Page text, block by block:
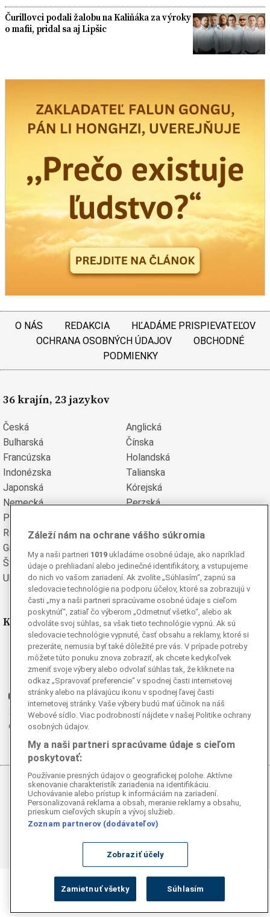
Čurillovci podali žalobu na Kaliňáka za výroky
o mafii, pridal sa aj Lipšic
O NÁS REDAKCIA
HĽADÁME PRISPIEVATEĽOV
OCHRANA OSOBNÝCH ÚDAJOV
OBCHODNÉ
PODMIENKY
36 krajín, 23 jazykov
Česká
Anglická
Bulharská
Čínska
Francúzska
Holandská
Indonézska
Talianska
Japonská
Kórejská
Nemecká
Perzská
Poľská
Rumunská
Ruská
Grécka
Švédska
Turecká
Ukrajinská
Vietnamská
Kde nás nájdete
Facebook
Instagram
Ganjing
Youtube
Twitter
Telegram
RSS
© 2026 Epoch Times Slovensko
Všetky práva vyhradené. Publikovanie alebo ďalšie šírenie
správ a fotografií zo zdrojov TASR je bez
Záleží nám na ochrane vášho súkromia
My a naši partneri 1019 ukladáme osobné údaje, ako napríklad
údaje o prehliadaní alebo jedinečné identifikátory, a vstupujeme
do nich vo vašom zariadení. Ak zvolíte „Súhlasím“, zapnú sa
sledovacie technológie na podporu účelov, ktoré sa zobrazujú v
časti „my a naši partneri spracúvame osobné údaje s cieľom
poskytnúť“, zatiaľ čo výberom „Odmetnuť všetko“, alebo ak
odvoláte svoj súhlas, sa však tieto technológie vypnú. Ak sú
sledovacie technológie vypnuté, časť obsahu a reklamy, ktoré si
prezeráte, nemusia byť také dôležité pre vás. V prípade potreby
môžete túto ponuku znova zobraziť, ak chcete kedykoľvek
zmeniť svoje výbery alebo odvolať súhlas tak, že kliknete na
odkaz „Spravovať preferencie“ v spodnej časti internetovej
stránky alebo na plávajúcu ikonu v spodnej ľavej časti
internetovej stránky. Vaše výbery budú mať účinok na náš
Webové sídlo. Viac podrobností nájdete v našej Politike ochrany
osobných údajov.
My a naši partneri spracúvame údaje s cieľom
poskytovať:
Používanie presných údajov o geografickej polohe. Aktívne
skenovanie charakteristík zariadenia na identifikáciu.
Uchovávanie alebo prístup k informáciám na zariadení.
Personalizovaná reklama a obsah, meranie reklamy a obsahu,
prieskum cieľových skupín a vývoj služieb.
Zoznam partnerov (dodávateľov)
Zobraziť účely
Zamietnuť všetky Súhlasím